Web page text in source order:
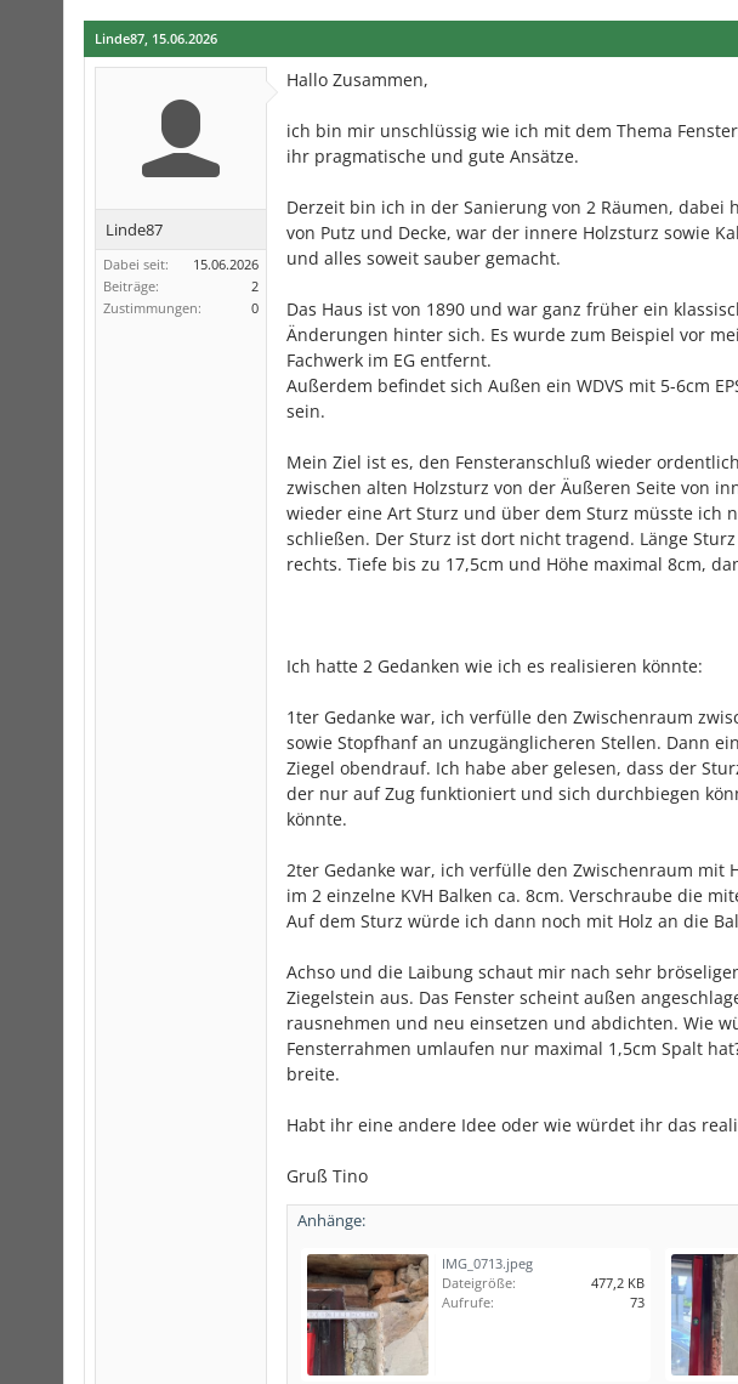
Linde87, 15.06.2026
Linde87
Dabei seit:
15.06.2026
Beiträge:
2
Zustimmungen:
0
Hallo Zusammen,
ich bin mir unschlüssig wie ich mit dem Thema
ihr pragmatische und gute Ansätze.
Derzeit bin ich in der Sanierung von 2 Räumen,
von Putz und Decke, war der innere Holzsturz sowie
und alles soweit sauber gemacht.
Das Haus ist von 1890 und war ganz früher ein
Änderungen hinter sich. Es wurde zum Beispiel vor
Fachwerk im EG entfernt.
Außerdem befindet sich Außen ein WDVS mit 5-6cm
sein.
Mein Ziel ist es, den Fensteranschluß wieder
zwischen alten Holzsturz von der Äußeren Seite von
wieder eine Art Sturz und über dem Sturz müsste ich
schließen. Der Sturz ist dort nicht tragend. Länge
rechts. Tiefe bis zu 17,5cm und Höhe maximal 8cm,
Ich hatte 2 Gedanken wie ich es realisieren könnte:
1ter Gedanke war, ich verfülle den Zwischenraum
sowie Stopfhanf an unzugänglicheren Stellen. Dann
Ziegel obendrauf. Ich habe aber gelesen, dass der
der nur auf Zug funktioniert und sich durchbiegen
könnte.
2ter Gedanke war, ich verfülle den Zwischenraum
im 2 einzelne KVH Balken ca. 8cm. Verschraube die
Auf dem Sturz würde ich dann noch mit Holz an die
Achso und die Laibung schaut mir nach sehr
Ziegelstein aus. Das Fenster scheint außen
rausnehmen und neu einsetzen und abdichten. Wie
Fensterrahmen umlaufen nur maximal 1,5cm Spalt
breite.
Habt ihr eine andere Idee oder wie würdet ihr das
Gruß Tino
Anhänge:
IMG_0713.jpeg
Dateigröße:
477,2 KB
Aufrufe:
73